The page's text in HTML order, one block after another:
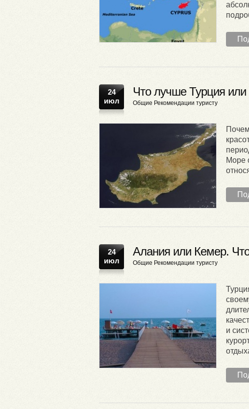
24
июл
Что лучше Турция или
Общие Рекомендации туристу
Море
24
июл
Алания или Кемер.
Общие Рекомендации туристу
и